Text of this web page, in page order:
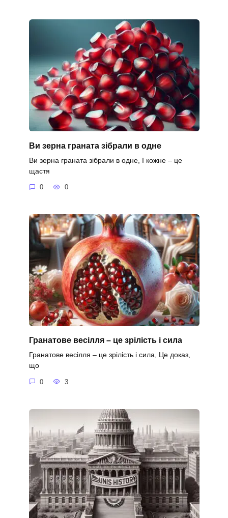
Ви зерна граната зібрали в одне
Ви зерна граната зібрали в одне, І кожне – це
щастя
0 0
Гранатове весілля – це зрілість і сила
Гранатове весілля – це зрілість і сила, Це доказ,
що
0 3